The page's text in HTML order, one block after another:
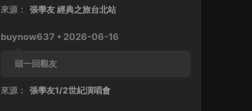
來源： 張學友 經典之旅台北站
buynow637 • 2026-06-16
頭一回觀友
來源： 張學友1/2世紀演唱會